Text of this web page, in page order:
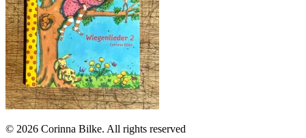
© 2026 Corinna Bilke. All rights reserved